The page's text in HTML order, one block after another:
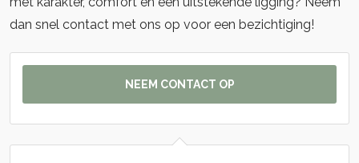
dan snel contact met ons op voor een bezichtiging!
NEEM CONTACT OP